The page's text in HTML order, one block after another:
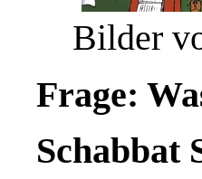
Bilder
Frage:
Schabbat